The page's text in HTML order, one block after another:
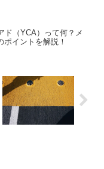
ド（YCA）って何？メ
ポイントを解説！